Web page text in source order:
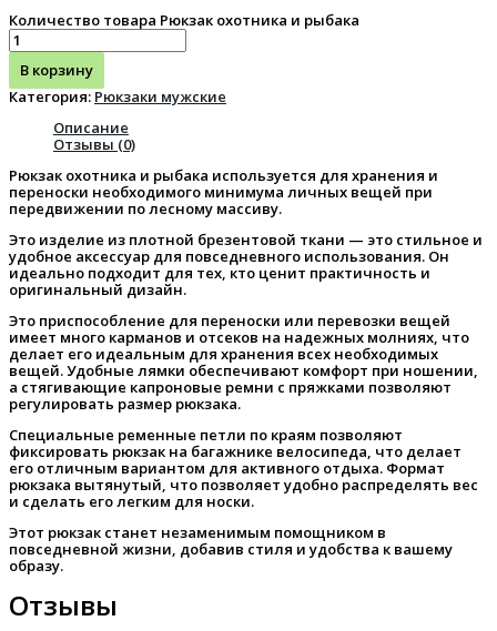
Количество товара Рюкзак охотника и рыбака
В корзину
Категория: Рюкзаки мужские
Описание
Отзывы (0)
Рюкзак охотника и рыбака используется для хранения и
переноски необходимого минимума личных вещей при
передвижении по лесному массиву.
Это изделие из плотной брезентовой ткани — это стильное и
удобное аксессуар для повседневного использования. Он
идеально подходит для тех, кто ценит практичность и
оригинальный дизайн.
Это приспособление для переноски или перевозки вещей
имеет много карманов и отсеков на надежных молниях, что
делает его идеальным для хранения всех необходимых
вещей. Удобные лямки обеспечивают комфорт при ношении,
а стягивающие капроновые ремни с пряжками позволяют
регулировать размер рюкзака.
Специальные ременные петли по краям позволяют
фиксировать рюкзак на багажнике велосипеда, что делает
его отличным вариантом для активного отдыха. Формат
рюкзака вытянутый, что позволяет удобно распределять вес
и сделать его легким для носки.
Этот рюкзак станет незаменимым помощником в
повседневной жизни, добавив стиля и удобства к вашему
образу.
Отзывы